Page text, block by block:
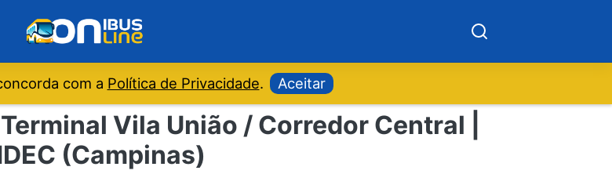
com a Política de Privacidade. Aceitar
Vila União / Corredor Central |
(Campinas)